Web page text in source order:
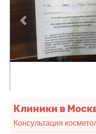
Предыдущий
СМ-Клиника
16 филиалов. 900